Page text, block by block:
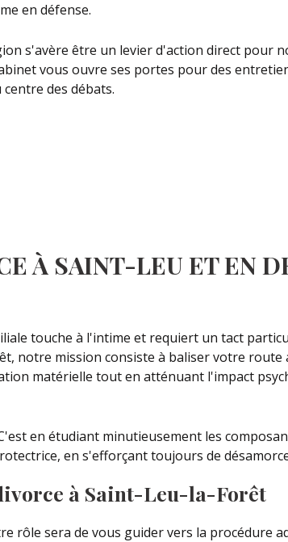
en défense.
s'avère être un levier d'action direct pour
vous ouvre ses portes pour des
des débats.
À SAINT-LEU ET EN
touche à l'intime et requiert un tact
notre mission consiste à baliser votre route
matérielle tout en atténuant l'impact
en étudiant minutieusement les
en s'efforçant toujours de
à Saint-Leu-la-Forêt
rôle sera de vous guider vers la procédure